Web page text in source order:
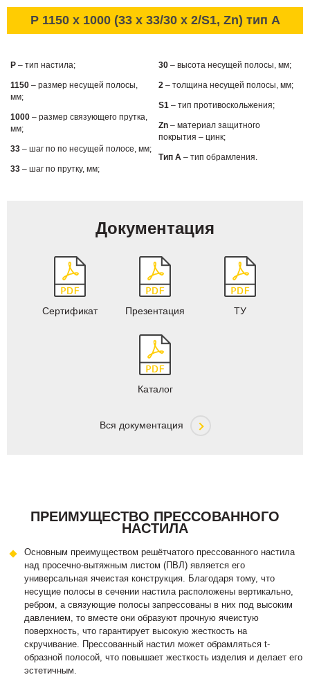
P 1150 x 1000 (33 x 33/30 x 2/S1, Zn) тип А
P – тип настила;
1150 – размер несущей полосы,
мм;
1000 – размер связующего прутка,
мм;
33 – шаг по по несущей полосе, мм;
33 – шаг по прутку, мм;
30 – высота несущей полосы, мм;
2 – толщина несущей полосы, мм;
S1 – тип противоскольжения;
Zn – материал защитного
покрытия – цинк;
Тип А – тип обрамления.
Документация
Сертификат Презентация ТУ
Каталог
Вся документация
ПРЕИМУЩЕСТВО ПРЕССОВАННОГО
НАСТИЛА
Основным преимуществом решётчатого прессованного настила
над просечно-вытяжным листом (ПВЛ) является его
универсальная ячеистая конструкция. Благодаря тому, что
несущие полосы в сечении настила расположены вертикально,
ребром, а связующие полосы запрессованы в них под высоким
давлением, то вместе они образуют прочную ячеистую
поверхность, что гарантирует высокую жесткость на
скручивание. Прессованный настил может обрамляться t-
образной полосой, что повышает жесткость изделия и делает его
эстетичным.